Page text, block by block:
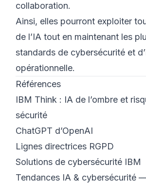
collaboration.
Ainsi, elles pourront exploiter
de l’IA tout en maintenant les
standards de cybersécurité et
opérationnelle.
Références
IBM Think : IA de l’ombre et
sécurité
ChatGPT d’OpenAI
Lignes directrices RGPD
Solutions de cybersécurité IBM
Tendances IA & cybersécurité